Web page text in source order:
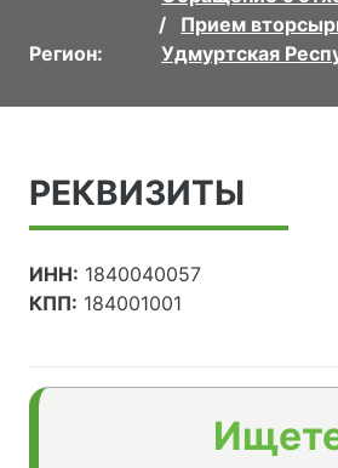
Прием
Регион:
Удмуртская
РЕКВИЗИТЫ
ИНН: 1840040057
КПП: 184001001